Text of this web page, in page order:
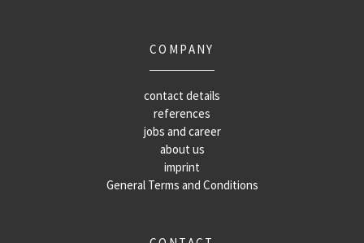
COMPANY
contact details
references
jobs and career
about us
imprint
General Terms and Conditions